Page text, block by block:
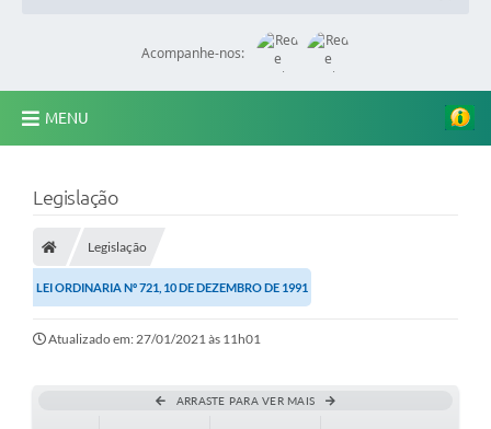
Acompanhe-nos:
MENU
A Prefeitura
Diário Oficial
TRANSPARÊNCIA
Contato
Legislação
Legislação
LEI ORDINARIA Nº 721, 10 DE DEZEMBRO DE 1991
Atualizado em: 27/01/2021 às 11h01
ARRASTE PARA VER MAIS